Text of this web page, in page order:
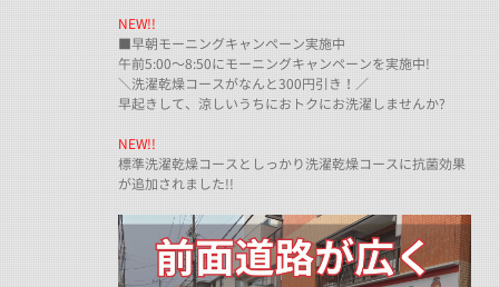
NEW!!
■早朝モーニングキャンペーン実施中
午前5:00～8:50にモーニングキャンペーンを実施中!
＼洗濯乾燥コースがなんと300円引き！／
早起きして、涼しいうちにおトクにお洗濯しませんか?
NEW!!
標準洗濯乾燥コースとしっかり洗濯乾燥コースに抗菌効果
が追加されました!!